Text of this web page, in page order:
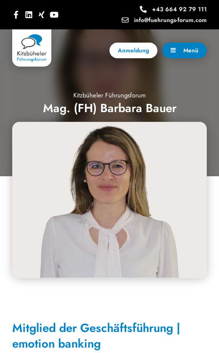
+43 664 92 79 111
info@fuehrungs-forum.com
Anmeldung Menü
Kitzbüheler Führungsforum
Mag. (FH) Barbara Bauer
Mitglied der Geschäftsführung |
emotion banking